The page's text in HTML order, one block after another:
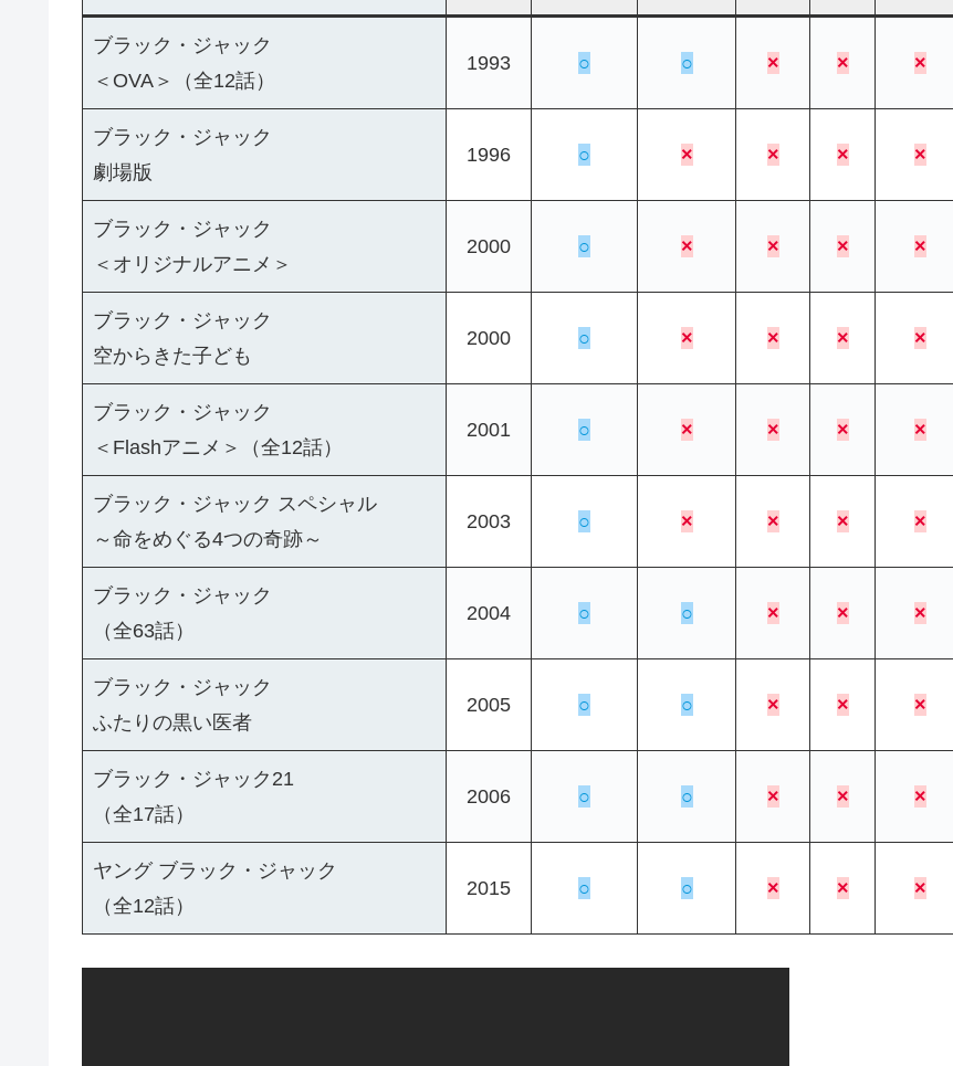
ブラック・ジャック
＜OVA＞（全12話）
1993 ○ ○ × × ×
ブラック・ジャック
劇場版
1996 ○ × × × ×
ブラック・ジャック
＜オリジナルアニメ＞
2000 ○ × × × ×
ブラック・ジャック
空からきた子ども
2000 ○ × × × ×
ブラック・ジャック
＜Flashアニメ＞（全12話）
2001 ○ × × × ×
ブラック・ジャック スペシャル
～命をめぐる4つの奇跡～
2003 ○ × × × ×
ブラック・ジャック
（全63話）
2004 ○ ○ × × ×
ブラック・ジャック
ふたりの黒い医者
2005 ○ ○ × × ×
ブラック・ジャック21
（全17話）
2006 ○ ○ × × ×
ヤング ブラック・ジャック
（全12話）
2015 ○ ○ × × ×